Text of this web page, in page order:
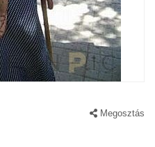
Megosztás